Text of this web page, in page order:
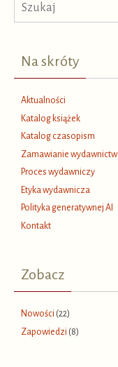
Na skróty
Aktualności
Katalog książek
Katalog czasopism
Zamawianie wydawnictw
Proces wydawniczy
Etyka wydawnicza
Polityka generatywnej AI
Kontakt
Zobacz
Nowości (22)
Zapowiedzi (8)